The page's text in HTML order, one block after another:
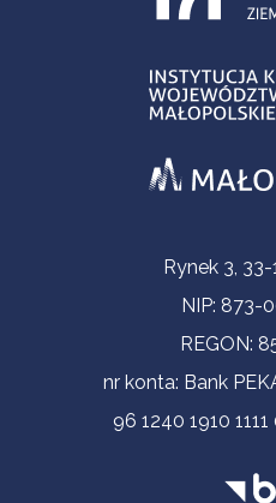
Informacje kontaktowe
Rynek 3,
NIP: 873-
REGON:
nr konta: Bank
96 1240 1910